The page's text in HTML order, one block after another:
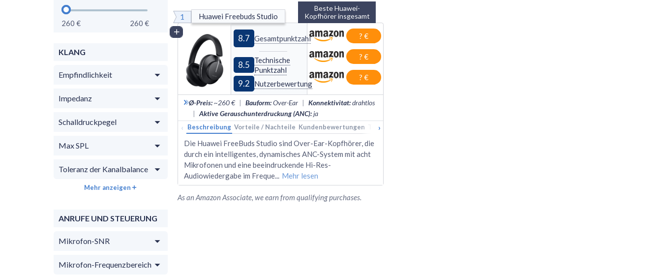
260 € 260 €
KLANG
Empfindlichkeit
Impedanz
Schalldruckpegel
Max SPL
Toleranz der Kanalbalance
Mehr anzeigen
ANRUFE UND STEUERUNG
Mikrofon-SNR
Mikrofon-Frequenzbereich
1 Huawei Freebuds Studio
Beste Huawei-
Kopfhörer insgesamt
Vergleich
8.7 Gesamtpunktzahl
8.5
Technische
Punktzahl
9.2 Nutzerbewertung
? €
? €
? €
Ø-Preis:~260 € | Bauform:Over-Ear | Konnektivitat:drahtlos
| Aktive Gerauschunterdruckung (ANC):ja
‹ Beschreibung Vorteile / Nachteile Kundenbewertungen Technische Daten
›
Die Huawei FreeBuds Studio sind Over-Ear-Kopfhörer, die
durch ein intelligentes, dynamisches ANC-System mit acht
Mikrofonen und eine beeindruckende Hi-Res-
Audiowiedergabe im Freque... Mehr lesen
As an Amazon Associate, we earn from qualifying purchases.